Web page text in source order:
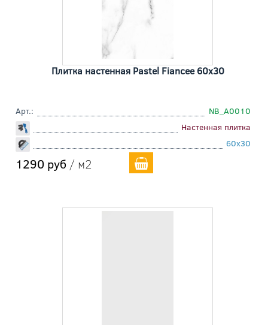
Плитка настенная Pastel Fiancee 60x30
Арт.:
NB_A0010
Настенная плитка
60x30
1290 руб / м2